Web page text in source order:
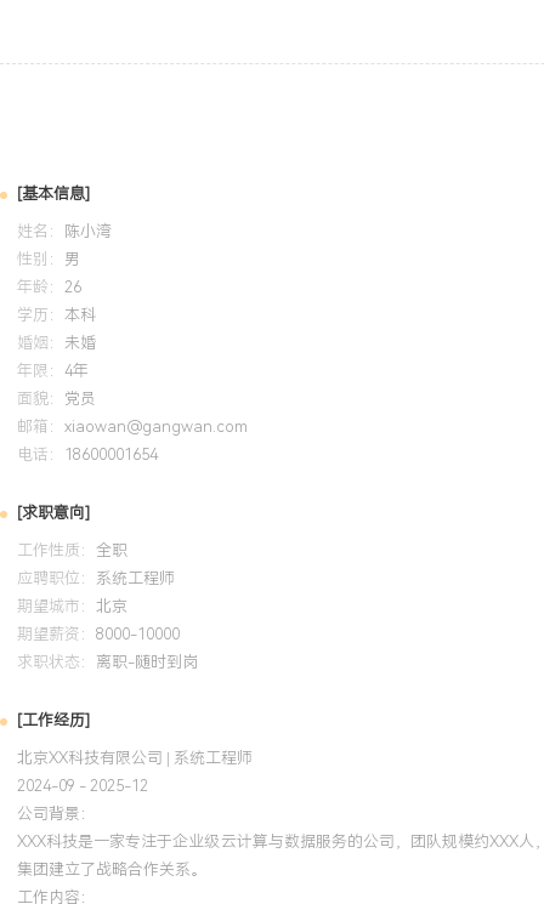
3.通过平台固化XXX个标准运维流程，使新人经过X周培训即可独立
务。
4.平台成为公司对外输出运维能力的产品基础，成功支撑了XXX个重
带来直接收入XXX万元。
教育背景
GPA X.XX/X.X（专业前XX%），主修计算机网络、通信原理及嵌入
据采集与处理模块，使用Python脚本与SNMP协议获取网络设备状态
视化。
自我评价
长从零一到一规划并落地支撑百亿级业务流量的混合云基础设施与
过成本治理模型实现年度IT支出降低XXX%，平衡了稳定性、效率与
故障复盘与知识沉淀机制，带领的XXX人团队能高效支撑公司业务
攻坚：擅长解决大规模分布式环境下的复杂性技术难题，如容量瓶
主导处理P0/P1级故障XXX余起，保障核心业务连续性。个人特质：
[基本信息]
姓名：
陈小湾
性别： 男
年龄： 26
学历： 本科
婚姻： 未婚
年限： 4年
面貌： 党员
邮箱： xiaowan@gangwan.com
电话：
18600001654
[求职意向]
工作性质： 全职
应聘职位： 系统工程师
期望城市： 北京
期望薪资： 8000-10000
求职状态： 离职-随时到岗
[工作经历]
北京XX科技有限公司 | 系统工程师
2024-09 - 2025-12
公司背景：
XXX科技是一家专注于企业级云计算与数据服务的公司，团队规模约XXX
集团建立了战略合作关系。
工作内容：